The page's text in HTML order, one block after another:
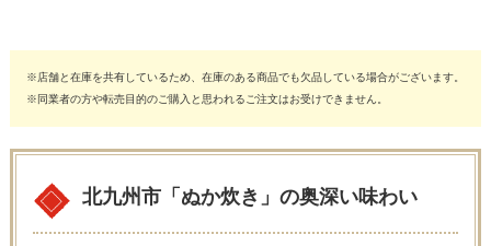
※店舗と在庫を共有しているため、在庫のある商品でも欠品している場合がございます。
※同業者の方や転売目的のご購入と思われるご注文はお受けできません。
北九州市「ぬか炊き」の奥深い味わい